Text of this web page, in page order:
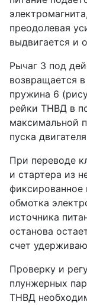
преодолевая
выдвигается и
Рычаг 3 под
возвращается
пружина 6
рейки ТНВД в
максимальной
пуска
При переводе
и стартера из
фиксированное
обмотка
источника
останова
счет
Проверку и
плунжерных
ТНВД